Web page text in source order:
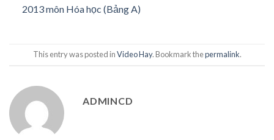
2013 môn Hóa học (Bảng A)
This entry was posted inVideo Hay. Bookmark thepermalink.
ADMINCD